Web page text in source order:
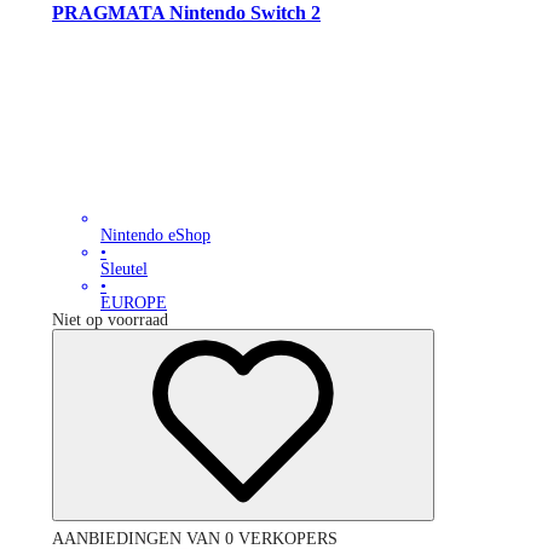
PRAGMATA Nintendo Switch 2
Nintendo eShop
•
Sleutel
•
EUROPE
Niet op voorraad
AANBIEDINGEN VAN 0 VERKOPERS